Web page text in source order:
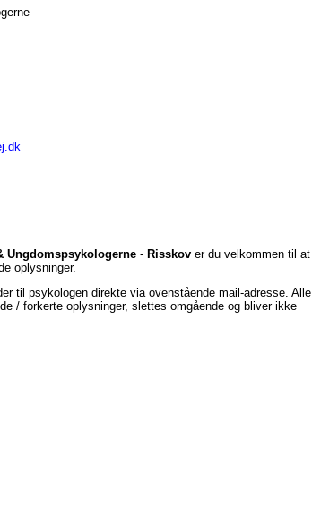
Ungdomspsykologerne - Risskov er du velkommen til at
oplysninger.
til psykologen direkte via ovenstående mail-adresse. Alle
/ forkerte oplysninger, slettes omgående og bliver ikke